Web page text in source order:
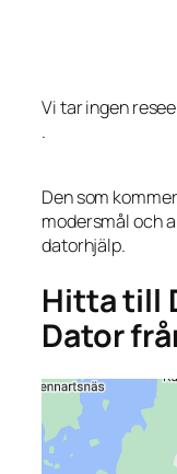
Vi tar ingen
.
Den som
modersmål och
datorhjälp.
Hitta till
Dator